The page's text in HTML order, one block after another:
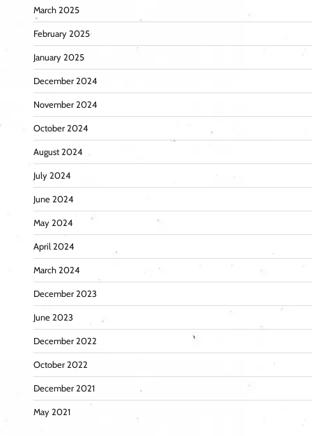
March 2025
February 2025
January 2025
December 2024
November 2024
October 2024
August 2024
July 2024
June 2024
May 2024
April 2024
March 2024
December 2023
June 2023
December 2022
October 2022
December 2021
May 2021